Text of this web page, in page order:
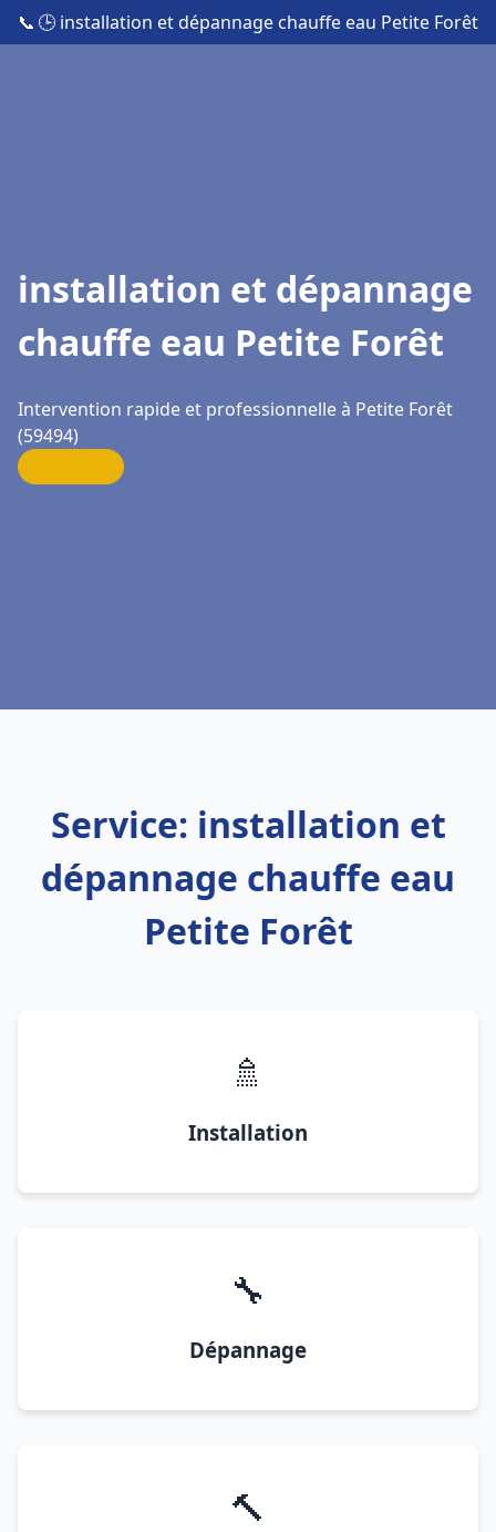
📞 🕒 installation et dépannage chauffe eau Petite Forêt
installation et dépannage
chauffe eau Petite Forêt
Intervention rapide et professionnelle à Petite Forêt
(59494)
Service: installation et
dépannage chauffe eau
Petite Forêt
🚿
Installation
🔧
Dépannage
🔨